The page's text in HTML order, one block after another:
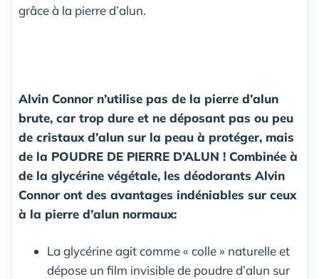
grâce à la pierre d’alun.
Alvin Connor n’utilise pas de la pierre d’alun
brute, car trop dure et ne déposant pas ou peu
de cristaux d’alun sur la peau à protéger, mais
de la POUDRE DE PIERRE D’ALUN ! Combinée à
de la glycérine végétale, les déodorants Alvin
Connor ont des avantages indéniables sur ceux
à la pierre d’alun normaux:
La glycérine agit comme « colle » naturelle et
dépose un film invisible de poudre d’alun sur